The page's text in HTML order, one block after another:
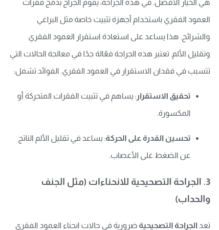
هي الخيار الأفضل. في هذه الجراحة، يقوم الجراح بدمج فقرات
العمود الفقري باستخدام أجهزة تثبيت خاصة مثل البراغي
والشرائح. هذا يساعد على استعادة استقرار العمود الفقري
وتقليل الألم. تعتبر هذه الجراحة فعّالة جدًا في معالجة الحالات التي
تتسبب في فقدان الاستقرار في العمود الفقري. الفوائد تشمل:
تحقيق الاستقرار: يساهم في تثبيت الفقرات المتحركة أو
المكسورة.
تحسين القدرة على الحركة: يساعد في تقليل الألم الناتج
عن الضغط على الأعصاب.
3. الجراحة التصحيحية للانحناءات (مثل الجنف
والحداب)
تعد الجراحة التصحيحية ضرورية في حالات انحناء العمود الفقري